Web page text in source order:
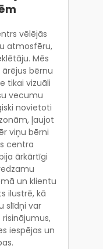
vēlējās
atmosfēru,
Mēs
bērnu
tikai vizuāli
vecumu
novietoti
ļaujot
viņu bērni
centra
ārkārtīgi
un klientu
ilustrē, kā
slīdņi var
iespējas un